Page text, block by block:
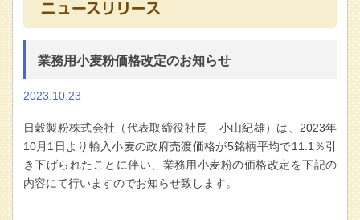
業務用小麦粉価格改定のお知らせ
2023.10.23
日穀製粉株式会社（代表取締役社長 小山紀雄）は、2023年
10月1日より輸入小麦の政府売渡価格が5銘柄平均で11.1％引
き下げられたことに伴い、業務用小麦粉の価格改定を下記の
内容にて行いますのでお知らせ致します。